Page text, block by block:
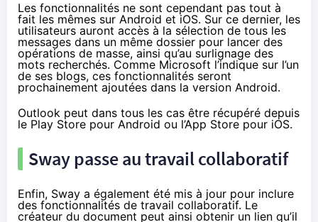
Les fonctionnalités ne sont cependant pas tout à
fait les mêmes sur Android et iOS. Sur ce dernier, les
utilisateurs auront accès à la sélection de tous les
messages dans un même dossier pour lancer des
opérations de masse, ainsi qu’au surlignage des
mots recherchés. Comme Microsoft l’indique sur l’un
de ses blogs, ces fonctionnalités seront
prochainement ajoutées dans la version Android.
Outlook peut dans tous les cas être récupéré depuis
le Play Store pour Android ou l’App Store pour iOS.
Sway passe au travail collaboratif
Enfin, Sway a également été mis à jour pour inclure
des fonctionnalités de travail collaboratif. Le
créateur du document peut ainsi obtenir un lien qu’il